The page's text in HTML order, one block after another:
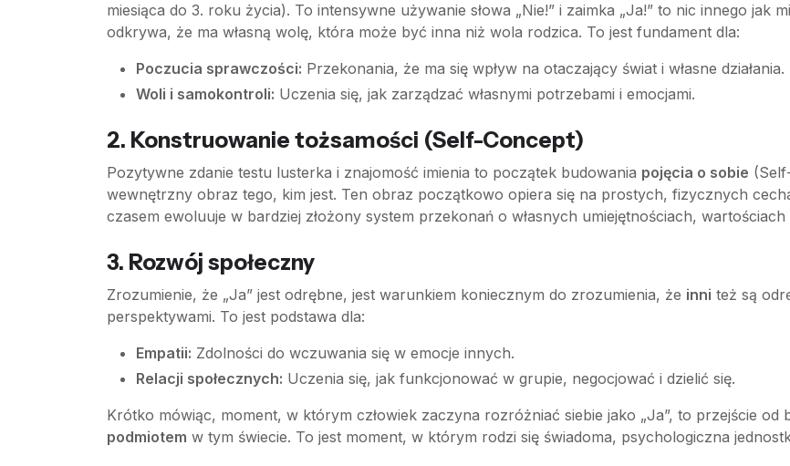
miesiąca do 3. roku życia). To intensywne używanie słowa „Nie!” i zaimka „Ja!” to nic innego jak
odkrywa, że ma własną wolę, która może być inna niż wola rodzica. To jest fundament dla:
Poczucia sprawczości: Przekonania, że ma się wpływ na otaczający świat i własne działania.
Woli i samokontroli: Uczenia się, jak zarządzać własnymi potrzebami i emocjami.
2. Konstruowanie tożsamości (Self-Concept)
Pozytywne zdanie testu lusterka i znajomość imienia to początek budowania pojęcia o sobie
wewnętrzny obraz tego, kim jest. Ten obraz początkowo opiera się na prostych, fizycznych
czasem ewoluuje w bardziej złożony system przekonań o własnych umiejętnościach,
3. Rozwój społeczny
Zrozumienie, że „Ja” jest odrębne, jest warunkiem koniecznym do zrozumienia, że inni też są
perspektywami. To jest podstawa dla:
Empatii: Zdolności do wczuwania się w emocje innych.
Relacji społecznych: Uczenia się, jak funkcjonować w grupie, negocjować i dzielić się.
Krótko mówiąc, moment, w którym człowiek zaczyna rozróżniać siebie jako „Ja”, to przejście od
podmiotem w tym świecie. To jest moment, w którym rodzi się świadoma, psychologiczna